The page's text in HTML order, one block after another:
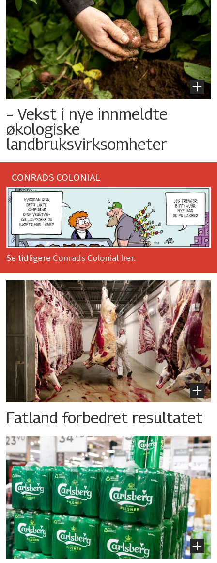
– Vekst i nye innmeldte
økologiske
landbruksvirksomheter
CONRADS COLONIAL
Se tidligere Conrads Colonial her.
Fatland forbedret resultatet